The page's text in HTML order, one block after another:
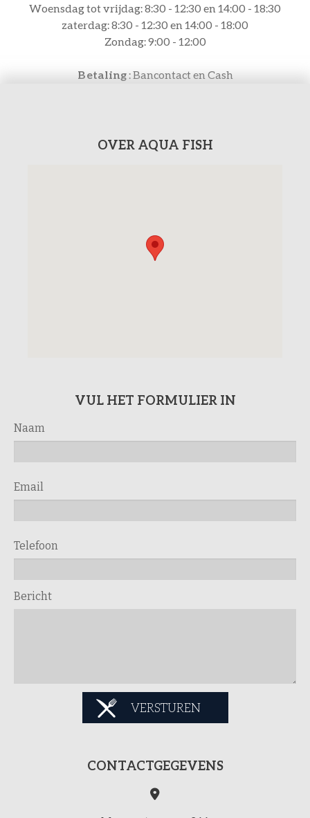
Woensdag tot vrijdag: 8:30 - 12:30 en 14:00 - 18:30
zaterdag: 8:30 - 12:30 en 14:00 - 18:00
Zondag: 9:00 - 12:00
Betaling: Bancontact en Cash
OVER AQUA FISH
VUL HET FORMULIER IN
Naam
Email
Telefoon
Bericht
VERSTUREN
CONTACTGEGEVENS